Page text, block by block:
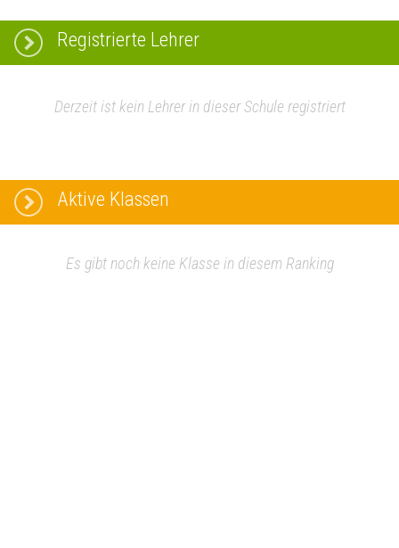
Registrierte Lehrer
Derzeit ist kein Lehrer in dieser Schule registriert
Aktive Klassen
Es gibt noch keine Klasse in diesem Ranking